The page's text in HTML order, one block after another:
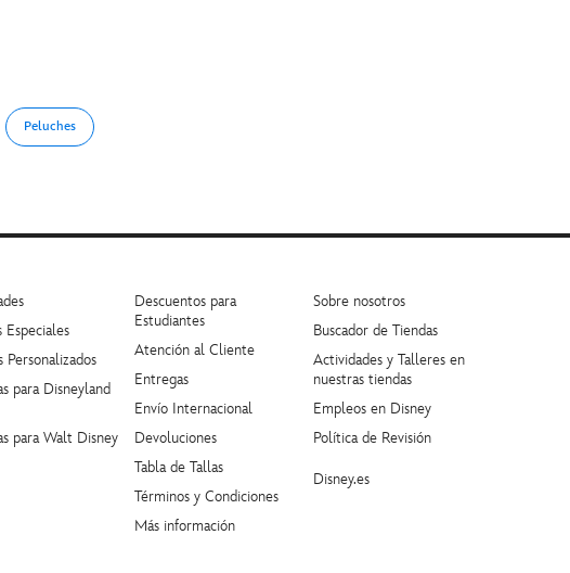
Peluches
Personalizados
para Disneyland
para Walt Disney
Descuentos para
Estudiantes
Atención al Cliente
Entregas
Envío Internacional
Devoluciones
Tabla de Tallas
Términos y Condiciones
Más información
Sobre nosotros
Buscador de Tiendas
Actividades y Talleres en
nuestras tiendas
Empleos en Disney
Política de Revisión
Disney.es